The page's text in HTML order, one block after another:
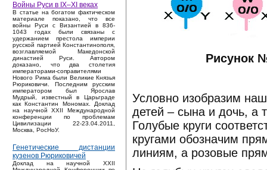
Войны Руси в IX–XI веках
В статье на богатом фактическом
материале показано, что все
войны Руси с Византией в 836-
1043 годах были связаны с
удержанием престола империи
русской партией Константинополя,
возглавляемой Македонской
династией Руси. Автором
доказано, что два столетия
императорами-соправителями
Нового Рима были Великие Князья
Рюриковичи. Последним русским
императором был Ярослав
Мудрый, известный в Царьграде
как Константин Мономах. Доклад
на научной XXII Международной
конференции по проблемам
Цивилизации 22-23.04.2011,
Москва, РосНоУ.
Генетические дистанции
кузенов Рюриковичей
Доклад на научной XXII
Рисунок
Условно изобразим
детей – сына и дочь, а
Голубые круги
кругами обозначим
линиям, а розовые